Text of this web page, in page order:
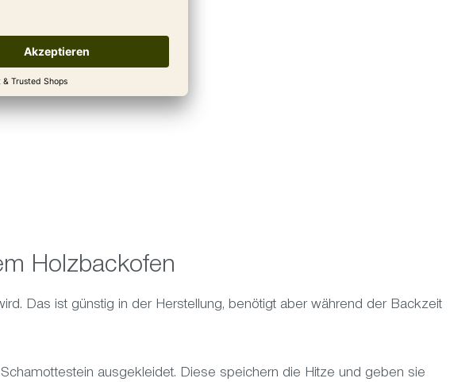
Holzbackofen
Das ist günstig in der Herstellung, benötigt aber während der Backzeit
ausgekleidet. Diese speichern die Hitze und geben sie